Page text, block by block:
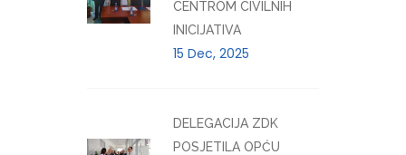
CENTROM CIVILNIH
INICIJATIVA
15 Dec, 2025
DELEGACIJA ZDK
POSJETILA OPĆU